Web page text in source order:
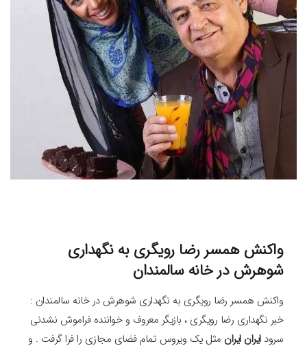
واکنش همسررضا رویگری به نگهداری
شوهرش در خانه سالمندان
واکنش همسر رضا رویگری به نگهداری شوهرش در خانه سالمندان :
خبر نگهداری رضا رویگری ، بازیگر معروف و خواننده فراموش نشدنی
سرودایران ایران مثل یک ویروس تمام فضای مجازی را فرا گرفت . و